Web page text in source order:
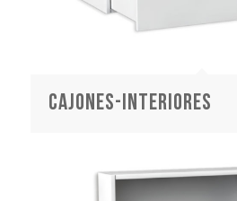
cajones-interiores